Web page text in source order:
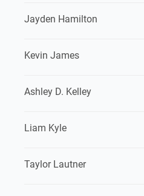
Jayden Hamilton
Kevin James
Ashley D. Kelley
Liam Kyle
Taylor Lautner